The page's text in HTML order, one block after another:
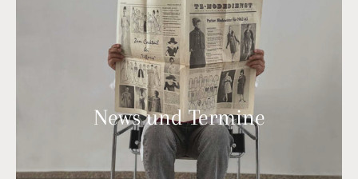
News und Termine